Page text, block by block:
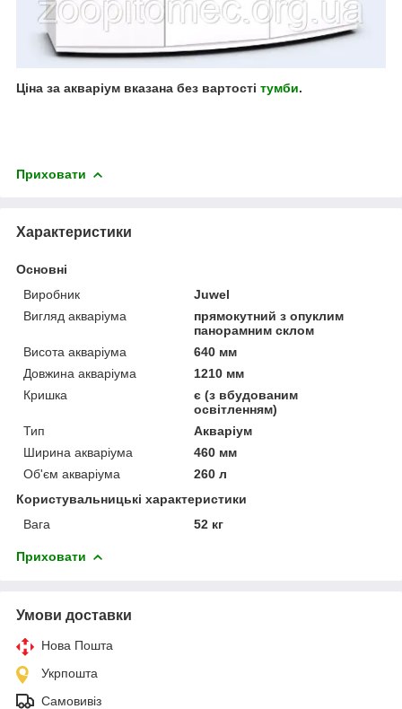
Ціна за акваріум вказана без вартості тумби.
Приховати
Характеристики
Основні
Виробник
Juwel
Вигляд акваріума
прямокутний з опуклим
панорамним склом
Висота акваріума
640 мм
Довжина акваріума
1210 мм
Кришка
є (з вбудованим
освітленням)
Тип
Акваріум
Ширина акваріума
460 мм
Об'єм акваріума
260 л
Користувальницькі характеристики
Вага
52 кг
Приховати
Умови доставки
Нова Пошта
Укрпошта
Самовивіз